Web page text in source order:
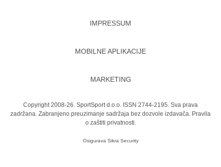
IMPRESSUM
MOBILNE APLIKACIJE
MARKETING
Copyright 2008-26. SportSport d.o.o. ISSN 2744-2195. Sva prava
zadržana. Zabranjeno preuzimanje sadržaja bez dozvole izdavača. Pravila
o zaštiti privatnosti.
Osigurava Sikra Security